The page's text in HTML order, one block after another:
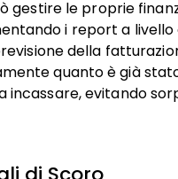
gestire le proprie
i report a livello
della
quanto è già
incassare, evitando
di Scoro